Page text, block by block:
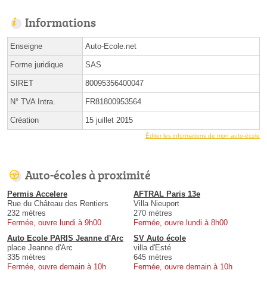
Informations
Enseigne Auto-Ecole.net
Forme juridique SAS
SIRET 80095356400047
N° TVA Intra. FR81800953564
Création 15 juillet 2015
Éditer les informations de mon auto-école
Auto-écoles à proximité
Permis Accelere
Rue du Château des Rentiers
232 mètres
Fermée, ouvre lundi à 9h00
AFTRAL Paris 13e
Villa Nieuport
270 mètres
Fermée, ouvre lundi à 8h00
Auto Ecole PARIS Jeanne d'Arc
place Jeanne d'Arc
335 mètres
Fermée, ouvre demain à 10h
SV Auto école
villa d'Esté
645 mètres
Fermée, ouvre demain à 10h